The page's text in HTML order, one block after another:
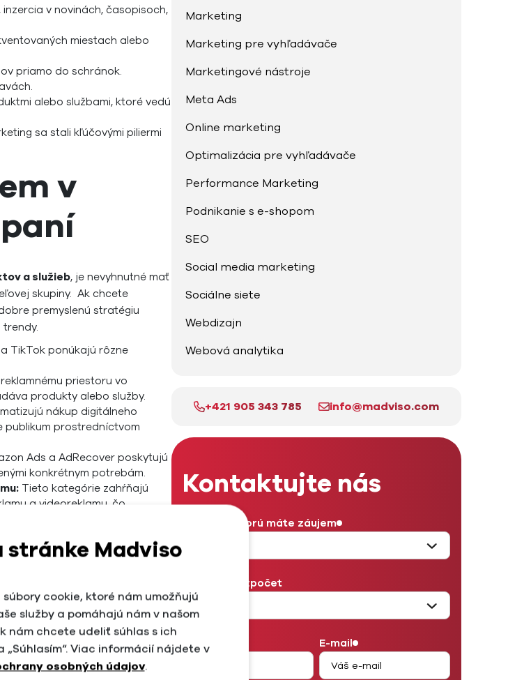
v novinách, časopisoch,
miestach alebo
priamo do schránok.
alebo službami, ktoré vedú
sa stali kľúčovými piliermi
v
a služieb, je nevyhnutné mať
skupiny. Ak chcete
premyslenú stratégiu
TikTok ponúkajú rôzne
priestoru vo
produkty alebo služby.
nákup digitálneho
publikum prostredníctvom
Ads a AdRecover poskytujú
konkrétnym potrebám.
Tieto kategórie zahŕňajú
a videoreklamu, čo
a
Marketing
Marketing pre vyhľadávače
Marketingové nástroje
Meta Ads
Online marketing
Optimalizácia pre vyhľadávače
Performance Marketing
Podnikanie s e-shopom
SEO
Social media marketing
Sociálne siete
Webdizajn
Webová analytika
+421 905 343 785 info@madviso.com
Kontaktujte nás
Služba, o ktorú máte záujem
Mesačný rozpočet
Meno E-mail
Madviso
cookie, ktoré nám umožňujú
služby a pomáhajú nám v našom
nám chcete udeliť súhlas s ich
Viac informácií nájdete v
osobných údajov.